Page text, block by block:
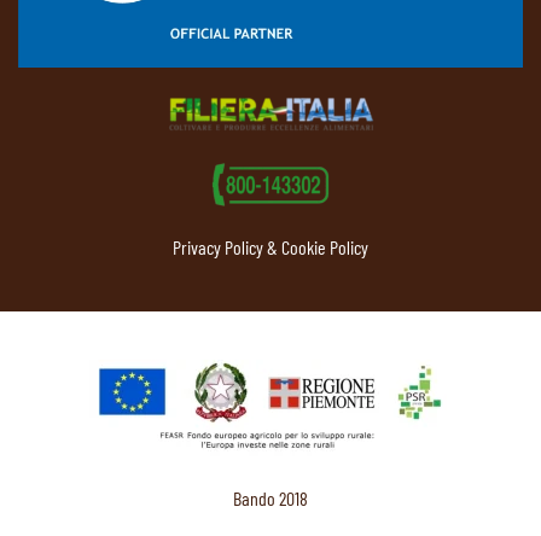
Privacy Policy & Cookie Policy
Bando 2018